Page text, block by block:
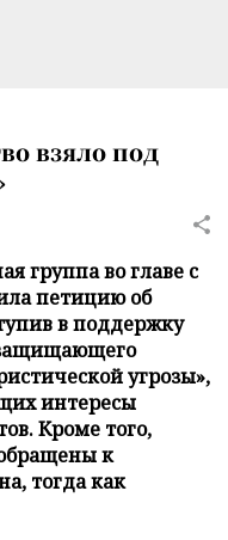
взяло под
группа во главе с
петицию об
в поддержку
угрозы»,
интересы
Кроме того,
к
тогда как